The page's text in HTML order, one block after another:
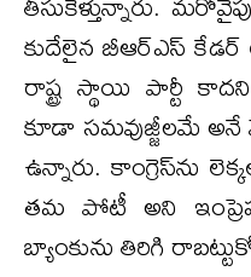
కుదేలైన బీఆర్ఎస్ కేడర్
రాష్ట్ర స్థాయి పార్టీ
కూడా సమవుజ్జీలమే
ఉన్నారు. కాంగ్రెస్‌ను
తమ పోటీ అని
బ్యాంకును తిరిగి